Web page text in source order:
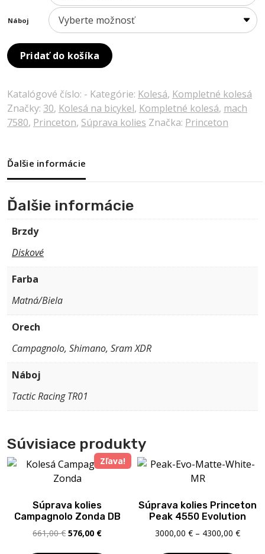
Náboj
Pridať do košíka
Katalógové číslo: - Kategórie: Kolesá, Kompletné kolesá
Značky: 30, Kolesá na bicykel, Kompletné kolesá, mach
7580, Princeton, Súprava kolies Značka: Princeton
Ďalšie informácie
Ďalšie informácie
Brzdy
Diskové
Farba
Matná/Biela
Orech
Campagnolo, Shimano, Sram XDR
Náboj
Tactic Racing TR01
Súvisiace produkty
Zľava!
Súprava kolies
Campagnolo Zonda DB
661,00€Pôvodná
576,00 €Aktuálna
Súprava kolies Princeton
Peak 4550 Evolution
3000,00€ – 4300,00€Price